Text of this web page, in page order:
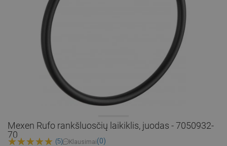
Mexen Rufo rankšluosčių laikiklis, juodas - 7050932-
70
(5) Klausimai(0)